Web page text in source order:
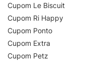
Cupom Le Biscuit
Cupom Ri Happy
Cupom Ponto
Cupom Extra
Cupom Petz